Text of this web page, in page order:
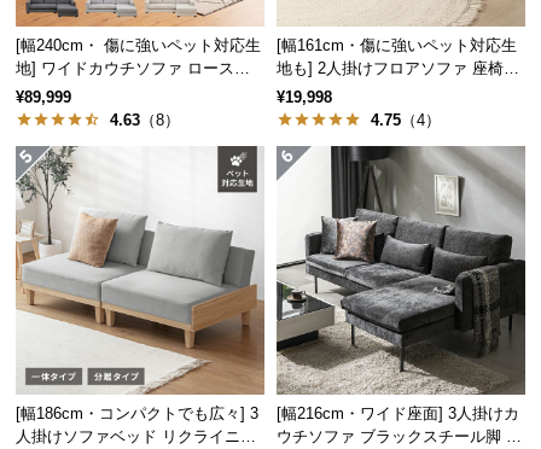
品・
キ
ャ
ン
セ
ル
に
つ
い
て
保
に
つ
い
[幅240cm・ 傷に強いペット対応生
地] ワイドカウチソファ ロースタ
イル
¥89,999
4.63 （8）
[幅161cm・傷に強いペット対応生
地も] 2人掛けフロアソファ 座椅子
タイプ リクライニング
¥19,998
4.75 （4）
[幅186cm・コンパクトでも広々] 3
人掛けソファベッド リクライニン
[幅216cm・ワイド座面] 3人掛けカ
ウチソファ ブラックスチール脚 L